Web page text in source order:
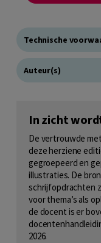
Technische
Auteur(s)
In zicht
De vertrouwde
deze herziene
gegroepeerd en
illustraties. De
schrijfopdrachten
voor thema’s als
de docent is er
2026.